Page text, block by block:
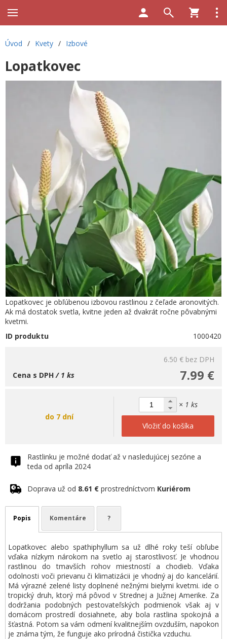
Úvod / Kvety / Izbové
Lopatkovec
Lopatkovec je obľúbenou izbovou rastlinou z čeľade aronovitých.
Ak má dostatok svetla, kvitne jeden až dvakrát ročne pôvabnými
kvetmi.
ID produktu
1000420
6.50 € bez DPH
7.99 €
Cena s DPH/ 1 ks
do 7 dní
× 1 ks
Vložiť do košíka
Rastlinku je možné dodať až v nasledujúcej sezóne a
teda od apríla 2024
Doprava už od 8.61 € prostredníctvom Kuriérom
Popis Komentáre ?
Lopatkovec alebo spathiphyllum sa už dlhé roky teší obľube
vďaka nízkym nárokom na svetlo aj starostlivosť. Je vhodnou
rastlinou do tmavších rohov miestností a chodieb. Vďaka
odolnosti voči prievanu či klimatizácii je vhodný aj do kancelárií.
Má výrazné zelené listy doplnené nežnými bielymi kvetmi. ide o
tropický druh, ktorý má pôvod v Strednej a Južnej Amerike. Za
dodržania podobných pestovateľských podmienok však aj v
domácom prostredí dosiahnete, aby bola rastlina spokojná a
šťastná. Potom sa vám odmení kvalitnejším ovzduším, napokon
je známa tým, že funguje ako prírodná čistička vzduchu.